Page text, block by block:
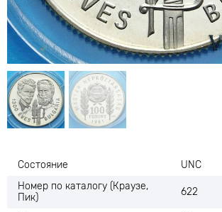
Состояние
UNC
Номер по каталогу (Краузе,
Пик)
622